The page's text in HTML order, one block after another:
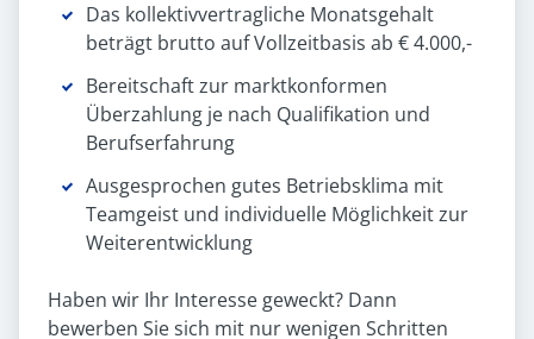
Das kollektivvertragliche Monatsgehalt
beträgt brutto auf Vollzeitbasis ab € 4.000,-
Bereitschaft zur marktkonformen
Überzahlung je nach Qualifikation und
Berufserfahrung
Ausgesprochen gutes Betriebsklima mit
Teamgeist und individuelle Möglichkeit zur
Weiterentwicklung
Haben wir Ihr Interesse geweckt? Dann
bewerben Sie sich mit nur wenigen Schritten